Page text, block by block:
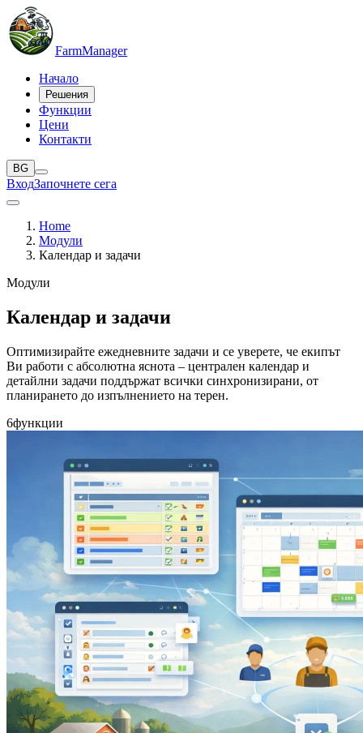
FarmManager
Начало
Решения
Функции
Цени
Контакти
BG
ВходЗапочнете сега
Home
Модули
Календар и задачи
Модули
Календар и задачи
Оптимизирайте ежедневните задачи и се уверете, че екипът
Ви работи с абсолютна яснота – централен календар и
детайлни задачи поддържат всички синхронизирани, от
планирането до изпълнението на терен.
6функции